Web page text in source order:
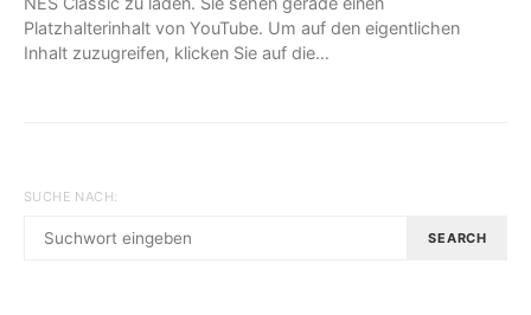
Platzhalterinhalt von YouTube. Um auf den eigentlichen
Inhalt zuzugreifen, klicken Sie auf die…
SUCHE NACH:
SEARCH